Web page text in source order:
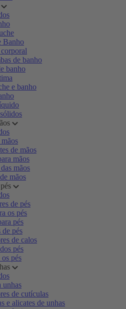
Banho
de banho
banho
e banho
de mãos
mãos
mãos
mãos
de pés
os pés
pés
de pés
de calos
pés
pés
unhas
de cutículas
e alicates de unhas